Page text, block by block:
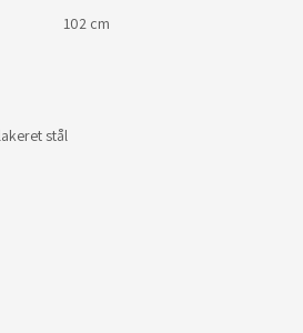
102 cm
stål